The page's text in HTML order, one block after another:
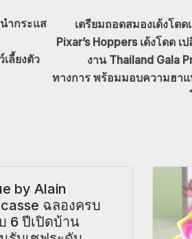
ำกระแส
ลี้ยงตัว
เตรียมถอดสมองเด้งโดด
Pixar’s Hoppers เด้งโดด เ
งาน Thailand Gala
ทางการ พร้อมมอบความฮา
by Alain
ฉลองครบ
6 ปีเปิดบ้าน